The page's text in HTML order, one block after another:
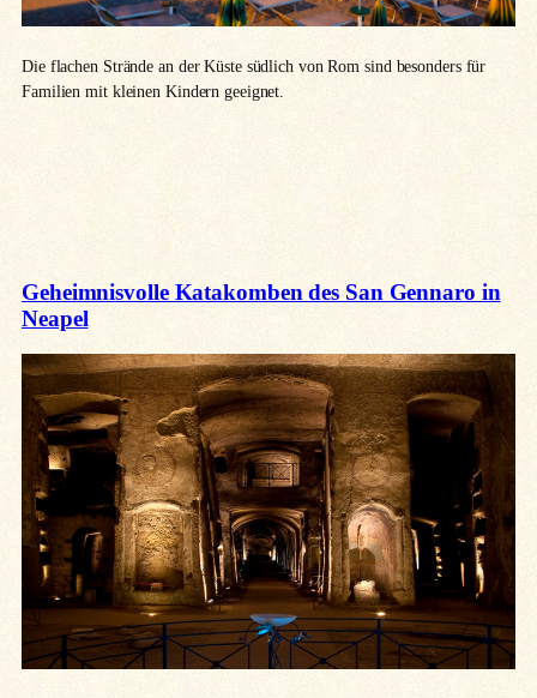
Die flachen Strände an der Küste südlich von Rom sind besonders für
Familien mit kleinen Kindern geeignet.
Geheimnisvolle Katakomben des San Gennaro in
Neapel